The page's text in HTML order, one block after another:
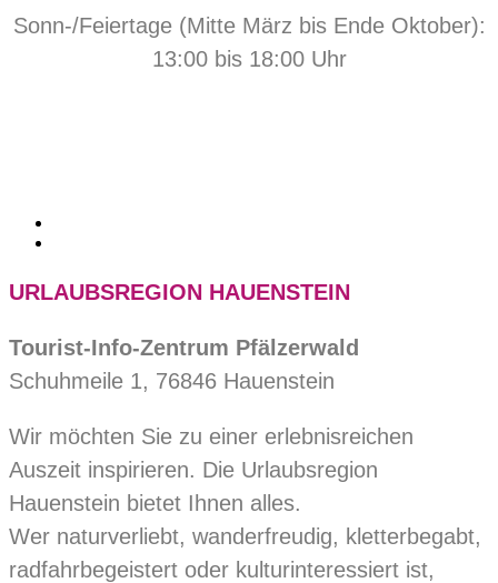
Sonn-/Feiertage (Mitte März bis Ende Oktober):
13:00 bis 18:00 Uhr
URLAUBSREGION HAUENSTEIN
Tourist-Info-Zentrum Pfälzerwald
Schuhmeile 1, 76846 Hauenstein
Wir möchten Sie zu einer erlebnisreichen
Auszeit inspirieren. Die Urlaubsregion
Hauenstein bietet Ihnen alles.
Wer naturverliebt, wanderfreudig, kletterbegabt,
radfahrbegeistert oder kulturinteressiert ist,